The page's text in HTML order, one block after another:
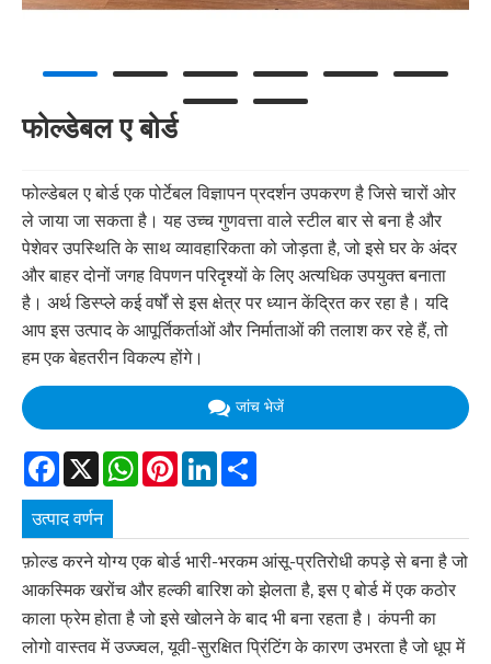
फोल्डेबल ए बोर्ड
फोल्डेबल ए बोर्ड एक पोर्टेबल विज्ञापन प्रदर्शन उपकरण है जिसे चारों ओर
ले जाया जा सकता है। यह उच्च गुणवत्ता वाले स्टील बार से बना है और
पेशेवर उपस्थिति के साथ व्यावहारिकता को जोड़ता है, जो इसे घर के अंदर
और बाहर दोनों जगह विपणन परिदृश्यों के लिए अत्यधिक उपयुक्त बनाता
है। अर्थ डिस्प्ले कई वर्षों से इस क्षेत्र पर ध्यान केंद्रित कर रहा है। यदि
आप इस उत्पाद के आपूर्तिकर्ताओं और निर्माताओं की तलाश कर रहे हैं, तो
हम एक बेहतरीन विकल्प होंगे।
जांच भेजें
Facebook
X WhatsApp
Pinterest
LinkedIn
उत्पाद वर्णन
फ़ोल्ड करने योग्य एक बोर्ड भारी-भरकम आंसू-प्रतिरोधी कपड़े से बना है जो
आकस्मिक खरोंच और हल्की बारिश को झेलता है, इस ए बोर्ड में एक कठोर
काला फ्रेम होता है जो इसे खोलने के बाद भी बना रहता है। कंपनी का
लोगो वास्तव में उज्ज्वल, यूवी-सुरक्षित प्रिंटिंग के कारण उभरता है जो धूप में